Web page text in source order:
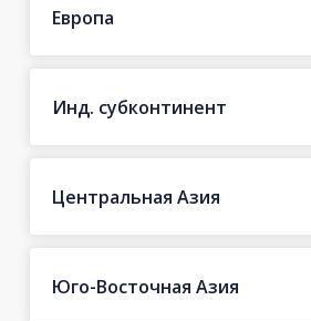
Европа
Инд. субконтинент
Центральная Азия
Юго-Восточная Азия